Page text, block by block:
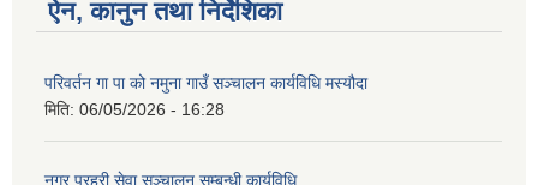
ऐन, कानुन तथा निर्देशिका
परिवर्तन गा पा को नमुना गाउँ सञ्चालन कार्यविधि मस्यौदा
मिति: 06/05/2026 - 16:28
नगर प्रहरी सेवा सञ्चालन सम्बन्धी कार्यविधि